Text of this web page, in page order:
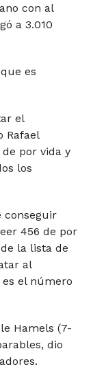
con al
a 3.010
es
el
Rafael
por vida y
los
conseguir
456 de por
la lista de
al
es el número
Hamels (7-
dio